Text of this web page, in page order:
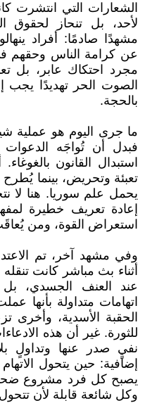
الشعارات التي انتشرت
لأحد، بل تنحاز لحقوق
مشهدًا صادمًا: أفراد
عن كرامة الناس وحقهم
مجرد احتكاك عابر، بل
الصوت الحر تهديدًا يجب
بالحجة.
ما جرى اليوم هو عملية
فبدل أن تُواجَه الدعوات
استبدال القانون
تعبئة وتحريض، بينما
يحمل علم سوريا. هنا
إعادة تعريف خطيرة
استعراض القوة، ومن
وفي مشهد آخر، تم
أثناء بث مباشر كانت
عند العنف الجسدي، بل
اتهامات متداولة بأنها
الحقبة الأسدية، وأخرى
للثورة. غير أن هذه
نفيٍ صدر عنها وتداولٍ
إضافية: حين يتحول
يصبح كل فرد مشروع
وكل شائعة قابلة لأن